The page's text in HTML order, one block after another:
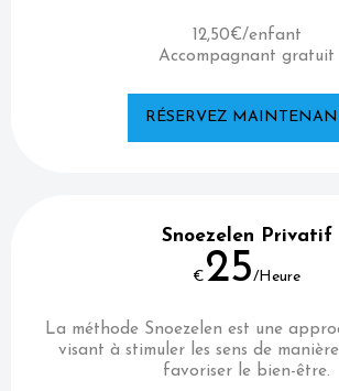
12,50€/enfant
Accompagnant gratuit
RÉSERVEZ
Snoezelen Privatif
€ 25/Heure
La méthode Snoezelen est une
visant à stimuler les sens de
favoriser le bien-être.